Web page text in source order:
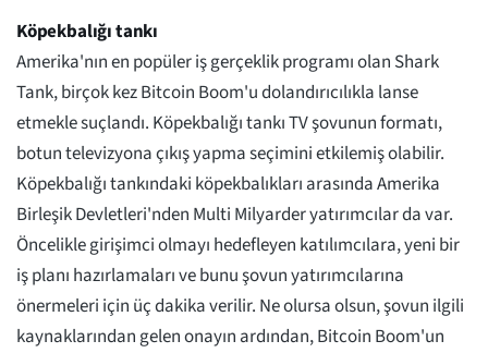
Köpekbalığı tankı
Amerika'nın en popüler iş gerçeklik programı olan Shark
Tank, birçok kez Bitcoin Boom'u dolandırıcılıkla lanse
etmekle suçlandı. Köpekbalığı tankı TV şovunun formatı,
botun televizyona çıkış yapma seçimini etkilemiş olabilir.
Köpekbalığı tankındaki köpekbalıkları arasında Amerika
Birleşik Devletleri'nden Multi Milyarder yatırımcılar da var.
Öncelikle girişimci olmayı hedefleyen katılımcılara, yeni bir
iş planı hazırlamaları ve bunu şovun yatırımcılarına
önermeleri için üç dakika verilir. Ne olursa olsun, şovun ilgili
kaynaklarından gelen onayın ardından, Bitcoin Boom'un